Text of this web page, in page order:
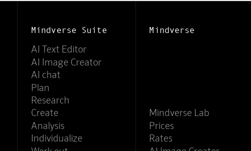
Mindverse Suite
AI Text Editor
AI Image Creator
AI chat
Plan
Research
Create
Analysis
Individualize
Mindverse
Mindverse Lab
Prices
Rates